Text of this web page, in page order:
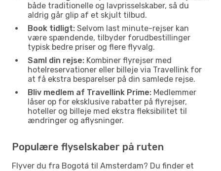
både traditionelle og lavprisselskaber, så du
aldrig går glip af et skjult tilbud.
Book tidligt: Selvom last minute-rejser kan
være spændende, tilbyder forudbestillinger
typisk bedre priser og flere flyvalg.
Saml din rejse: Kombiner flyrejser med
hotelreservationer eller billeje via Travellink for
at få ekstra besparelser på din samlede rejse.
Bliv medlem af Travellink Prime: Medlemmer
låser op for eksklusive rabatter på flyrejser,
hoteller og billeje med ekstra fleksibilitet til
ændringer og aflysninger.
Populære flyselskaber på ruten
Flyver du fra Bogotá til Amsterdam? Du finder et